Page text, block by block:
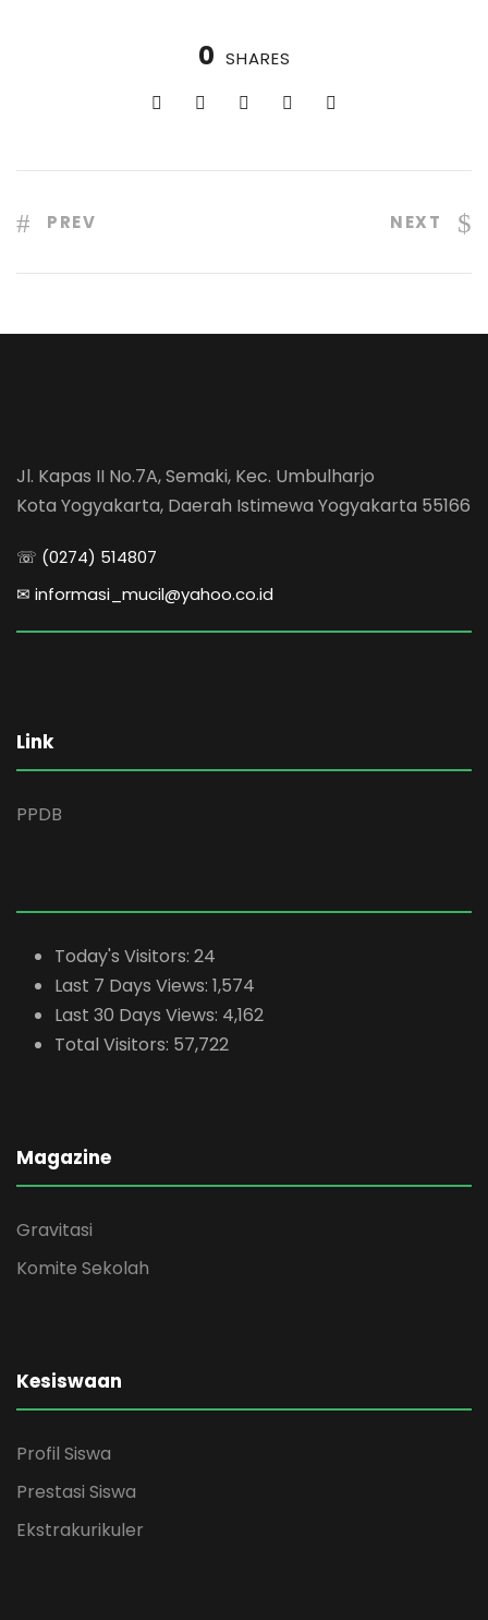
0 SHARES
PREV NEXT
Jl. Kapas II No.7A, Semaki, Kec. Umbulharjo
Kota Yogyakarta, Daerah Istimewa Yogyakarta 55166
☏ (0274) 514807
✉ informasi_mucil@yahoo.co.id
Link
PPDB
Today's Visitors: 24
Last 7 Days Views: 1,574
Last 30 Days Views: 4,162
Total Visitors: 57,722
Magazine
Gravitasi
Komite Sekolah
Kesiswaan
Profil Siswa
Prestasi Siswa
Ekstrakurikuler